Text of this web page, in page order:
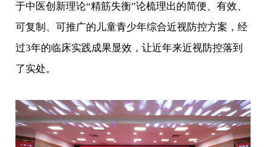
于中医创新理论“精筋失衡”论梳理出的简便、有效、
可复制、可推广的儿童青少年综合近视防控方案，经
过3年的临床实践成果显效，让近年来近视防控落到
了实处。